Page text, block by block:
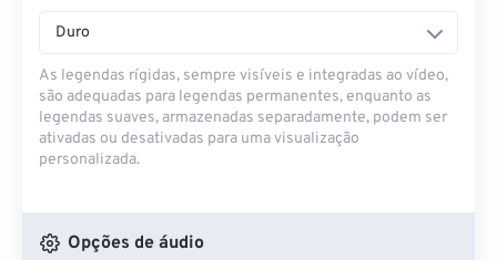
Duro
As legendas rígidas, sempre visíveis e integradas ao vídeo,
são adequadas para legendas permanentes, enquanto as
legendas suaves, armazenadas separadamente, podem ser
ativadas ou desativadas para uma visualização
personalizada.
Opções de áudio